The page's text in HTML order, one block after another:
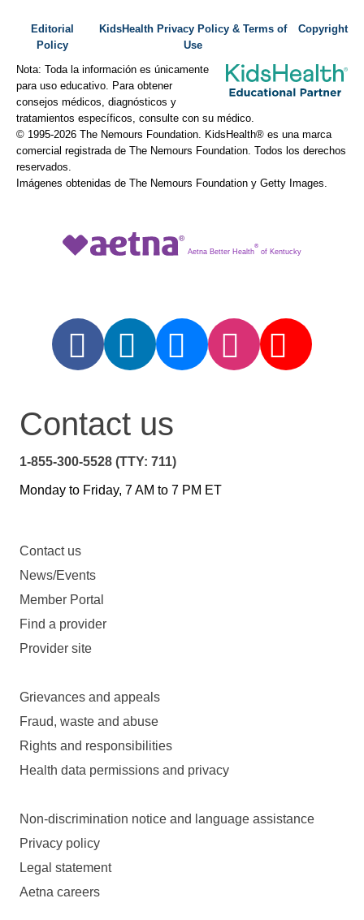
Editorial
Policy
KidsHealth Privacy Policy & Terms of
Use
Copyright
Nota: Toda la información es únicamente
para uso educativo. Para obtener
consejos médicos, diagnósticos y
tratamientos específicos, consulte con su médico.
© 1995-2026 The Nemours Foundation. KidsHealth® es una marca
comercial registrada de The Nemours Foundation. Todos los derechos
reservados.
Imágenes obtenidas de The Nemours Foundation y Getty Images.
Aetna Better Health
®
of Kentucky
Contact us
1-855-300-5528 (TTY: 711)
Monday to Friday, 7 AM to 7 PM ET
Contact us
News/Events
Member Portal
Find a provider
Provider site
Grievances and appeals
Fraud, waste and abuse
Rights and responsibilities
Health data permissions and privacy
Non-discrimination notice and language assistance
Privacy policy
Legal statement
Aetna careers